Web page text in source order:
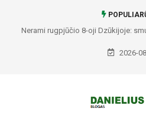
Nerami rugpjūčio 8-oji Dzūkijoje:
Druskininkuose bei
2026-